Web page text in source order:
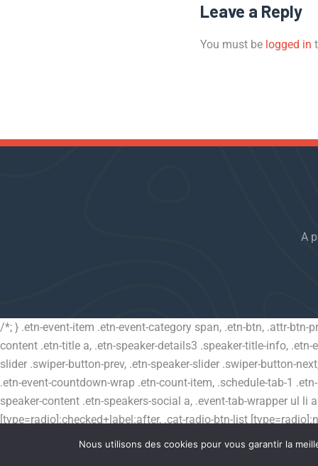
Leave a Reply
You must be logged in
A
/*; } .etn-event-item .etn-event-category span, .etn-btn, .attr-btn-
content .etn-title a, .etn-speaker-details3 .speaker-title-info,
slider .swiper-button-prev, .etn-speaker-slider .swiper-button-
.etn-event-countdown-wrap .etn-count-item, .schedule-tab-1
speaker-content .etn-speakers-social a, .event-tab-wrapper ul
[type=radio]:checked+label:after, .cat-radio-btn-list
list a:hover, .events_calendar_standard .cat-dropdown-list
.etn-event-category, .etn-variable-ticket-widget .etn-add-to-
Nous utilisons des cookies pour vous garantir la